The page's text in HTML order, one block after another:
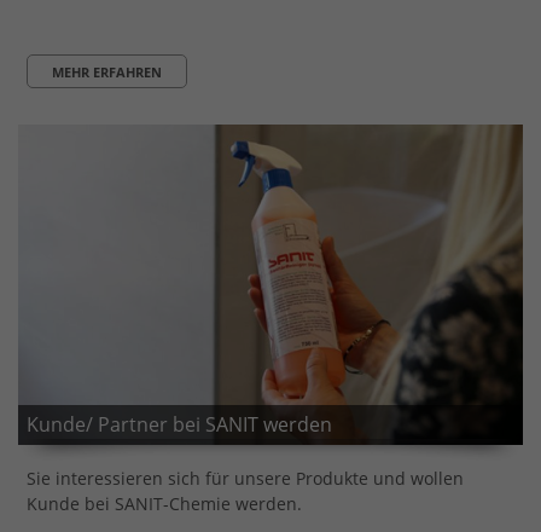
MEHR ERFAHREN
Kunde/ Partner bei SANIT werden
Sie interessieren sich für unsere Produkte und wollen
Kunde bei SANIT-Chemie werden.